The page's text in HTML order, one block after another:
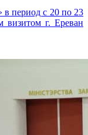
в период с 20 по 23
визитом г. Ереван